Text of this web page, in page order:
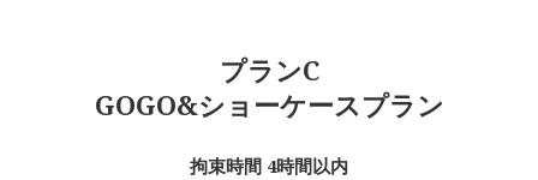
プランC
GOGO&ショーケースプラン
拘束時間 4時間以内